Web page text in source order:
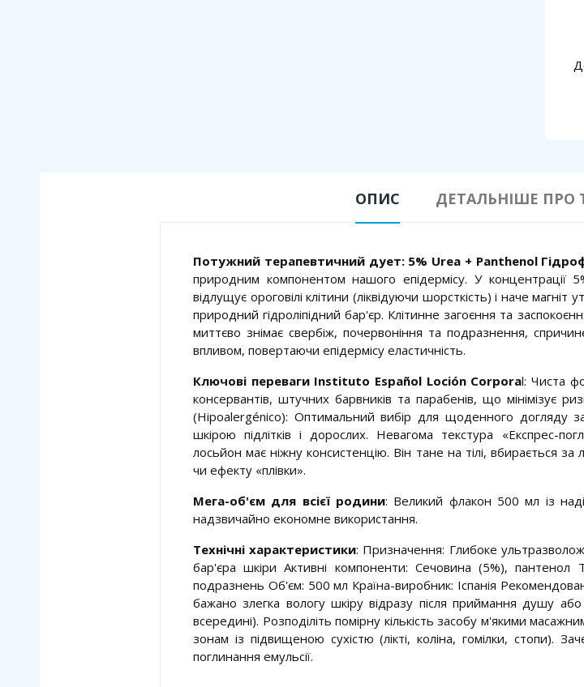
ОПИС ДЕТАЛЬНІШЕ ПРО
Потужний терапевтичний дует: 5% Urea + Panthenol
природним компонентом нашого епідермісу. У концентрації
відлущує ороговілі клітини (ліквідуючи шорсткість) і наче
природний гідроліпідний бар'єр. Клітинне загоєння та
миттєво знімає свербіж, почервоніння та подразнення,
впливом, повертаючи епідермісу еластичність.
Ключові переваги Instituto Español Loción Corporal: Чиста
консервантів, штучних барвників та парабенів, що мінімізує
(Hipoalergénico): Оптимальний вибір для щоденного догляду
шкірою підлітків і дорослих. Невагома текстура «Експрес-
лосьйон має ніжну консистенцію. Він тане на тілі, вбирається за
чи ефекту «плівки».
Мега-об'єм для всієї родини: Великий флакон 500 мл із
надзвичайно економне використання.
Технічні характеристики: Призначення: Глибоке
бар'єра шкіри Активні компоненти: Сечовина (5%),
подразнень Об'єм: 500 мл Країна-виробник: Іспанія
бажано злегка вологу шкіру відразу після приймання душу
всередині). Розподіліть помірну кількість засобу м'якими
зонам із підвищеною сухістю (лікті, коліна, гомілки, стопи).
поглинання емульсії.